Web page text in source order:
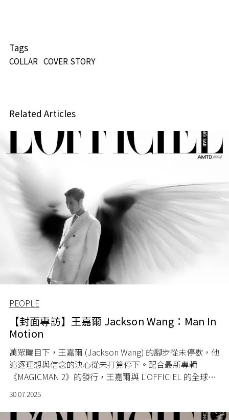
Tags
COLLAR COVER STORY
Related Articles
PEOPLE
【封面專訪】王嘉爾 Jackson Wang：Man In
Motion
萬眾矚目下，王嘉爾 (Jackson Wang) 的腳步從未停歇，他
追逐理想與信念的決心從未打算停下。配合最新專輯
《MAGICMAN 2》的發行，王嘉爾與 L'OFFICIEL 的全球主
不同版本的封面，並將其拼接成一副全景畫作，極具創新
創意與感染力。
30.07.2025